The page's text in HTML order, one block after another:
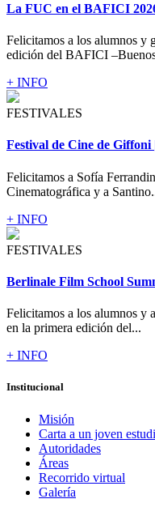
La FUC en el BAFICI
Felicitamos a los alumnos y
edición del BAFICI
+ INFO
FESTIVALES
Festival de Cine de Giffoni
Felicitamos a Sofía
Cinematográfica y a
+ INFO
FESTIVALES
Berlinale Film School
Felicitamos a los alumnos y
en la primera edición del...
+ INFO
Institucional
Misión
Carta a un joven
Autoridades
Áreas
Recorrido virtual
Galería